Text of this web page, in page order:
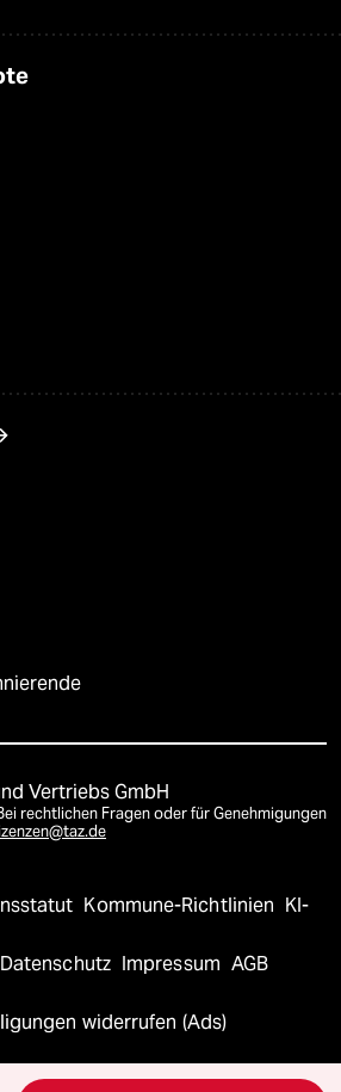
Vertriebs GmbH
rechtlichen Fragen oder für Genehmigungen
Kommune-Richtlinien KI-
Datenschutz Impressum AGB
widerrufen (Ads)